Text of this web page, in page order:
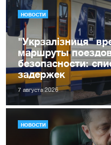
НОВОСТИ
"Укрзалізниця"
маршруты
безопасности:
задержек
7 августа 2026
НОВОСТИ